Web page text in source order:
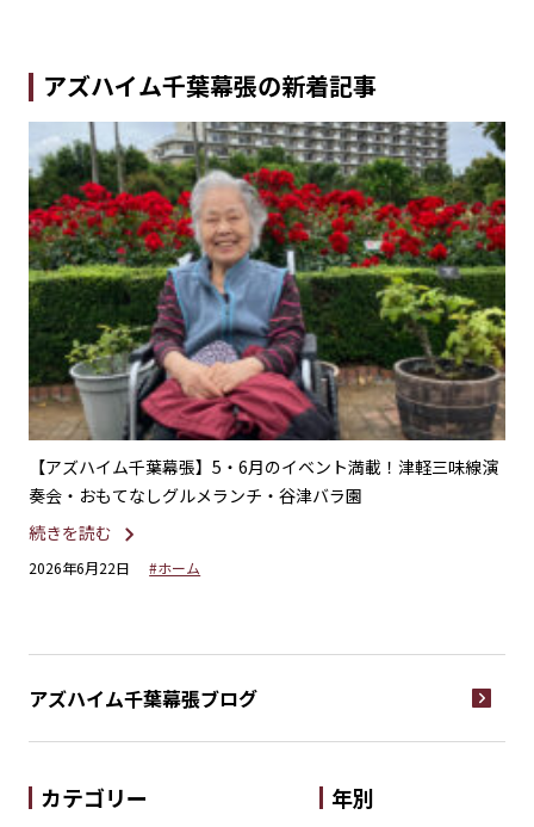
アズハイム千葉幕張の新着記事
【アズハイム千葉幕張】5・6月のイベント満載！津軽三味線演
奏会・おもてなしグルメランチ・谷津バラ園
続きを読む
2026年6月22日 #ホーム
アズハイム千葉幕張ブログ
カテゴリー 年別